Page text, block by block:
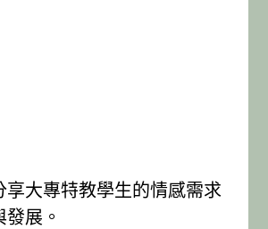
大專特教學生的情感需求
展。